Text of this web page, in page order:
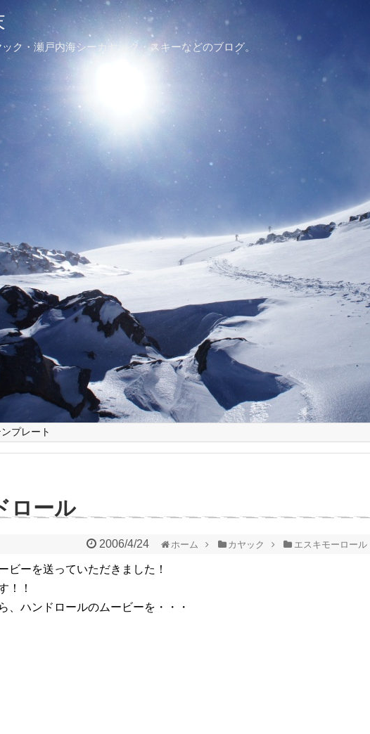
ク・瀬戸内海シーカヤック・スキーなどのブログ。
プレート
ロール
2006/4/24 ホーム カヤック エスキモーロール
ビーを送っていただきました！
！！
、ハンドロールのムービーを・・・